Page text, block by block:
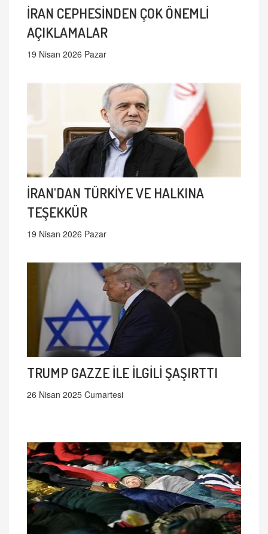
İRAN CEPHESİNDEN ÇOK ÖNEMLİ
AÇIKLAMALAR
19 Nisan 2026 Pazar
İRAN'DAN TÜRKİYE VE HALKINA
TEŞEKKÜR
19 Nisan 2026 Pazar
TRUMP GAZZE İLE İLGİLİ ŞAŞIRTTI
26 Nisan 2025 Cumartesi